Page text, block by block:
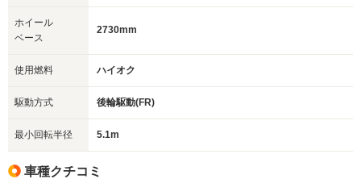
ホイール
ベース
2730mm
使用燃料 ハイオク
駆動方式 後輪駆動(FR)
最小回転半径 5.1m
車種クチコミ